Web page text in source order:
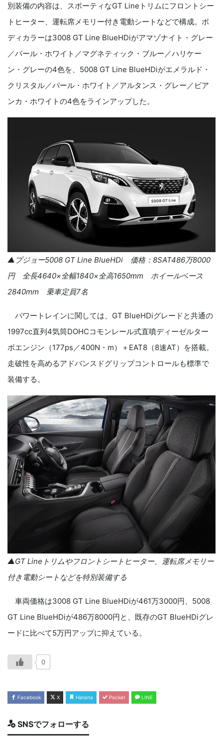
別装備の内容は、スポーティなGT Line トリムにフロントシー
トヒーター、運転席メモリー付き電動シートなどで構成。ボ
ディカラーは3008 GT Line BlueHDiがアマゾナイト・グレー
／パール・ホワイト／マグネティック・ブルー／ハリケー
ン・グレーの4色を、 5008 GT Line BlueHDiがエメラルド・
クリスタル／パール・ホワイト／アルタンス・グレー／ビア
ンカ・ホワイトの4色をラインアップした。
▲プジョー5008 GT Line BlueHDi 価格： 8SAT486万8000
円 全長4640×全幅1840×全高1650mm ホイールベース
2840mm 乗車定員7名
パワートレインに関しては、 GT BlueHDiグレードと共通の
1997cc直列4気筒DOHCコモンレール式直噴ディーゼルター
ボエンジン（177ps／400N ・ m）＋ EAT8 （8速AT）を搭載。
走破性を高めるアドバンスドグリップコントロールも標準で
装備する。
▲GT Line トリムやフロントシートヒーター、運転席メモリー
付き電動シートなどを特別装備する
車両価格は3008 GT Line BlueHDiが461万3000円、 5008
GT Line BlueHDiが486万8000円と、既存のGT BlueHDiグレ
ードに比べて5万円アップに抑えている。
0
Facebook X Hatena Pocket LINE
SNSでフォローする